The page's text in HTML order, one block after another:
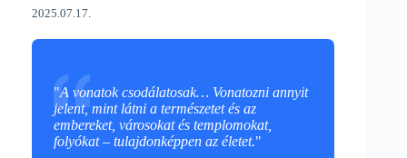
2025.07.17.
"A vonatok csodálatosak… Vonatozni annyit
jelent, mint látni a természetet és az
embereket, városokat és templomokat,
folyókat – tulajdonképpen az életet."